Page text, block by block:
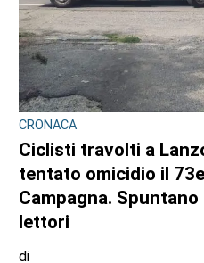
CRONACA
Ciclisti travolti a
tentato omicidio il
Campagna.
lettori
di